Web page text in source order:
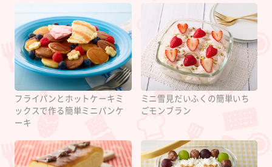
フライパンとホットケーキミ
ックスで作る簡単ミニパンケ
ーキ
ミニ雪見だいふくの簡単いち
ごモンブラン